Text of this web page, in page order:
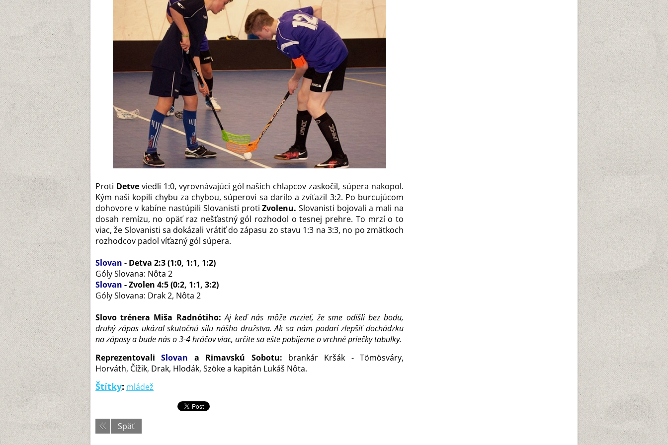
Proti Detveviedli 1:0, vyrovnávajúci gól našich chlapcov zaskočil, súpera nakopol.
Kým naši kopili chybu za chybou, súperovi sa darilo a zvíťazil 3:2. Po burcujúcom
dohovore v kabíne nastúpili Slovanisti protiZvolenu. Slovanisti bojovali a mali na
dosah remízu, no opäť raz nešťastný gól rozhodol o tesnej prehre. To mrzí o to
viac, že Slovanisti sa dokázali vrátiť do zápasu zo stavu 1:3 na 3:3, no po zmätkoch
rozhodcov padol víťazný gól súpera.
Slovan - Detva 2:3 (1:0, 1:1, 1:2)
Góly Slovana: Nôta 2
Slovan - Zvolen 4:5 (0:2, 1:1, 3:2)
Góly Slovana: Drak 2, Nôta 2
Slovo trénera Miša Radnótiho: Aj keď nás môže mrzieť, že sme odišli bez bodu,
druhý zápas ukázal skutočnú silu nášho družstva. Ak sa nám podarí zlepšiť dochádzku
na zápasy a bude nás o 3-4 hráčov viac, určite sa ešte pobijeme o vrchné priečky tabuľky.
ReprezentovaliSlovan a Rimavskú Sobotu: brankár Kršák - Tömösváry,
Horváth, Čížik, Drak, Hlodák, Szöke a kapitán Lukáš Nôta.
Štítky: mládež
Späť